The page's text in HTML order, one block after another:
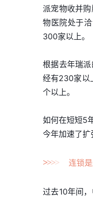
派宠物收并
物医院处于
300家以上。
根据去年瑞
经有230家以
个以上。
如何在短短5
今年加速了扩
>>>> 连锁
过去10年间